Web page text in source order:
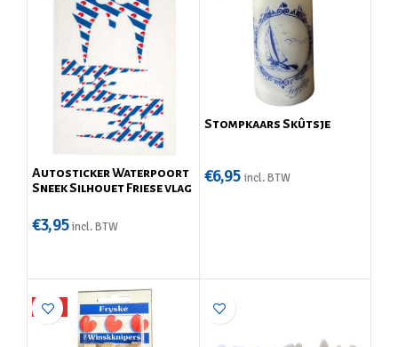
Autosticker Waterpoort
Sneek Silhouet Friese vlag
€3,95 incl. BTW
Stompkaars Skûtsje
€6,95 incl. BTW
TIP